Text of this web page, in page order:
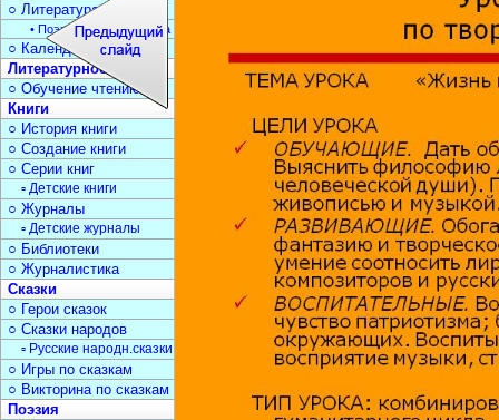
○ Литература 20 века
• Поэзия Серебрян. века
○ Календарь дат
Литературное чтение
○ Обучение чтению
Книги
○ История книги
○ Создание книги
○ Серии книг
▫ Детские книги
○ Журналы
▫ Детские журналы
○ Библиотеки
○ Журналистика
Сказки
○ Герои сказок
○ Сказки народов
▫ Русские народн.сказки
○ Игры по сказкам
○ Викторина по сказкам
Поэзия